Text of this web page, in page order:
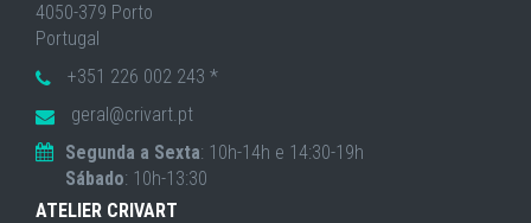
4050-379 Porto
Portugal
+351 226 002 243 *
geral@crivart.pt
Segunda a Sexta: 10h-14h e 14:30-19h
Sábado: 10h-13:30
ATELIER CRIVART